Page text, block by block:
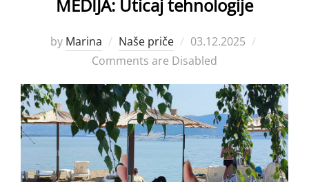
MEDIJA: Uticaj tehnologije
by Marina Naše priče
Posted
on
03.12.2025
Comments are Disabled